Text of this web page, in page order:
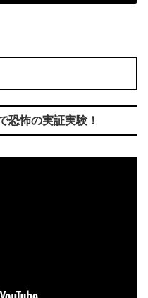
恐怖の実証実験！